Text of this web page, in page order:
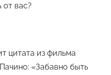
от вас?
цитата из фильма
«Забавно быть